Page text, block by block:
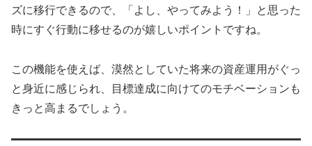
ズに移行できるので、「よし、やってみよう！」と思った
時にすぐ行動に移せるのが嬉しいポイントですね。
この機能を使えば、漠然としていた将来の資産運用がぐっ
と身近に感じられ、目標達成に向けてのモチベーションも
きっと高まるでしょう。